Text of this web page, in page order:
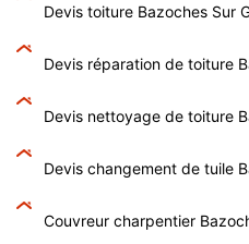
Devis toiture Bazoches Sur
Devis réparation de toiture
Devis nettoyage de toiture
Devis changement de tuile
Couvreur charpentier